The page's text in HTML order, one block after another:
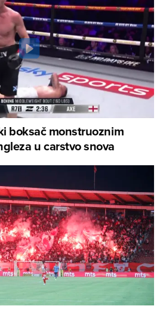
boksač monstruoznim
u carstvo snova